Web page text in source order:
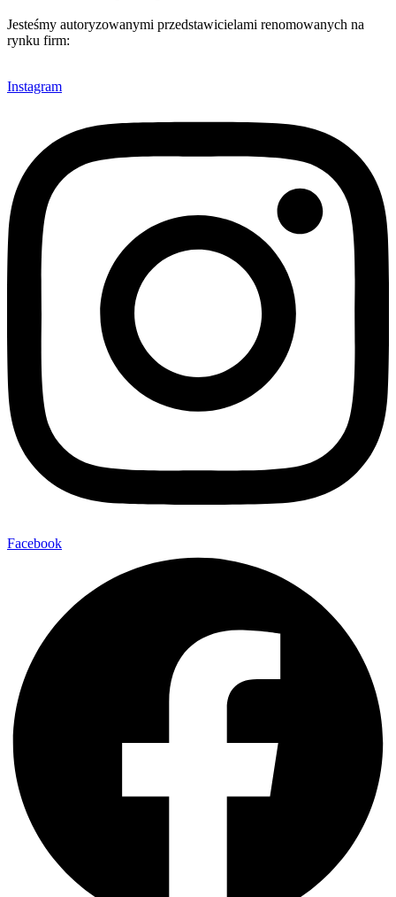
Jesteśmy autoryzowanymi przedstawicielami renomowanych na
rynku firm:
Instagram
Facebook